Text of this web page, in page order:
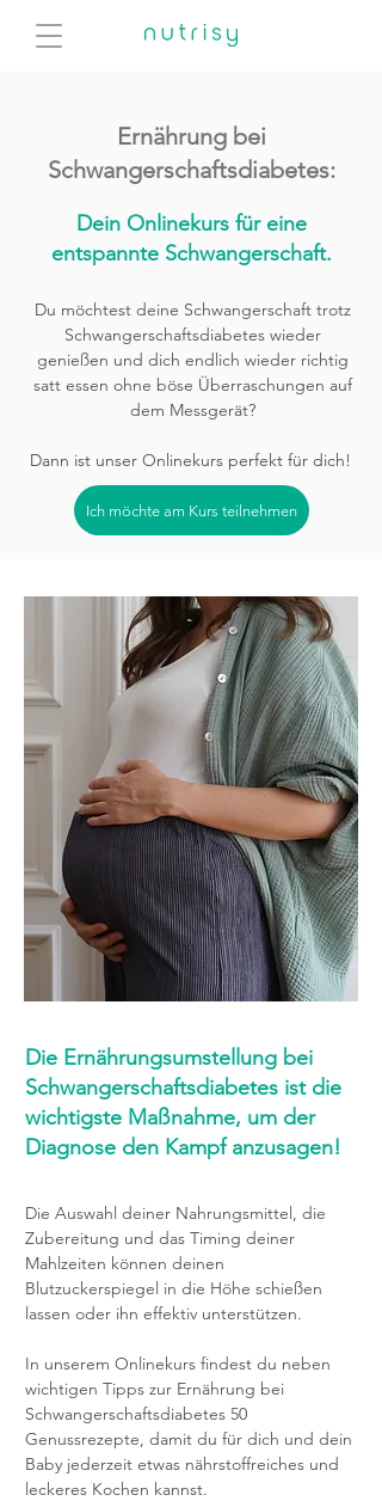
Ernährung bei
Schwangerschaftsdiabetes:
Dein Onlinekurs für eine
entspannte Schwangerschaft.
Du möchtest deine Schwangerschaft trotz
Schwangerschaftsdiabetes wieder
genießen und dich endlich wieder richtig
satt essen ohne böse Überraschungen auf
dem Messgerät?
Dann ist unser Onlinekurs perfekt für dich!
Ich möchte am Kurs teilnehmen
Die Ernährungsumstellung bei
Schwangerschaftsdiabetes ist die
wichtigste Maßnahme, um der
Diagnose den Kampf anzusagen!
Die Auswahl deiner Nahrungsmittel, die
Zubereitung und das Timing deiner
Mahlzeiten können deinen
Blutzuckerspiegel in die Höhe schießen
lassen oder ihn effektiv unterstützen.
In unserem Onlinekurs findest du neben
wichtigen Tipps zur Ernährung bei
Schwangerschaftsdiabetes 50
Genussrezepte, damit du für dich und dein
Baby jederzeit etwas nährstoffreiches und
leckeres Kochen kannst.